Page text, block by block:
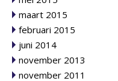
maart 2015
februari 2015
juni 2014
november 2013
november 2011